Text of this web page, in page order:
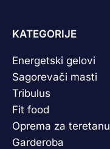
KATEGORIJE
Energetski gelovi
Sagorevači masti
Tribulus
Fit food
Oprema za teretanu
Garderoba